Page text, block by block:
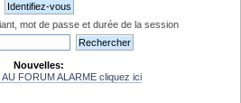
mot de passe et durée de la session
Nouvelles:
FORUM ALARME cliquez ici